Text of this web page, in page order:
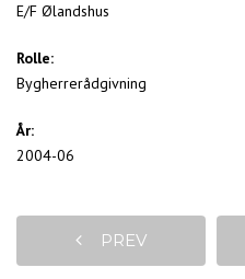
E/F Ølandshus
Rolle:
Bygherrerådgivning
År:
2004-06
PREV